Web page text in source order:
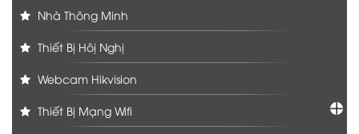
Nhà Thông Minh
Thiết Bị Hôị Nghị
Webcam Hikvision
Thiết Bị Mạng Wifi